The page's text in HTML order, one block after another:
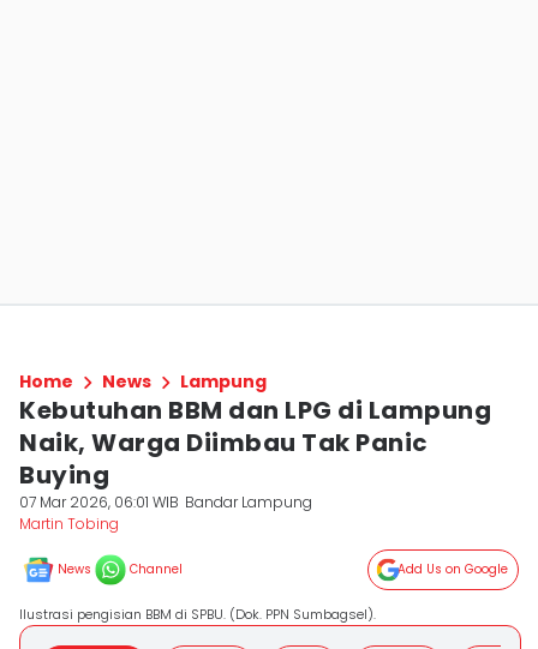
Home News Lampung
Kebutuhan BBM dan LPG di Lampung
Naik, Warga Diimbau Tak Panic
Buying
07 Mar 2026, 06:01 WIB Bandar Lampung
Martin Tobing
News Channel Add Us on Google
Ilustrasi pengisian BBM di SPBU. (Dok. PPN Sumbagsel).